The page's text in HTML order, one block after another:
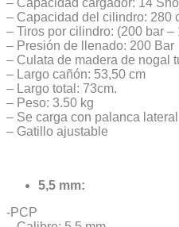
– Capacidad cargador: 14
– Capacidad del cilindro: 280
– Tiros por cilindro: (200 bar –
– Presión de llenado: 200 Bar
– Culata de madera de nogal
– Largo cañón: 53,50 cm
– Largo total: 73cm.
– Peso: 3.50 kg
– Se carga con palanca lateral
– Gatillo ajustable
5,5 mm:
-PCP